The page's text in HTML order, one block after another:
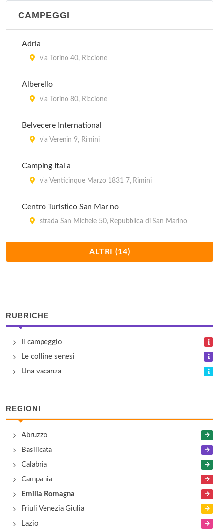
CAMPEGGI
Adria
via Torino 40, Riccione
Alberello
via Torino 80, Riccione
Belvedere International
via Verenin 9, Rìmini
Camping Italia
via Venticinque Marzo 1831 7, Rimini
Centro Turistico San Marino
strada San Michele 50, Repubblica di San Marino
via Torino 56, Riccione
Italia International
via Toscanelli 112, Rimini
Maximum
Misano Adriatico
Riccardo
via Pinzon 310, Bellaria Igea Marina
ALTRI (14)
RUBRICHE
Il campeggio
Le colline senesi
Una vacanza
REGIONI
Abruzzo
Basilicata
Calabria
Campania
Emilia Romagna
Friuli Venezia Giulia
Lazio